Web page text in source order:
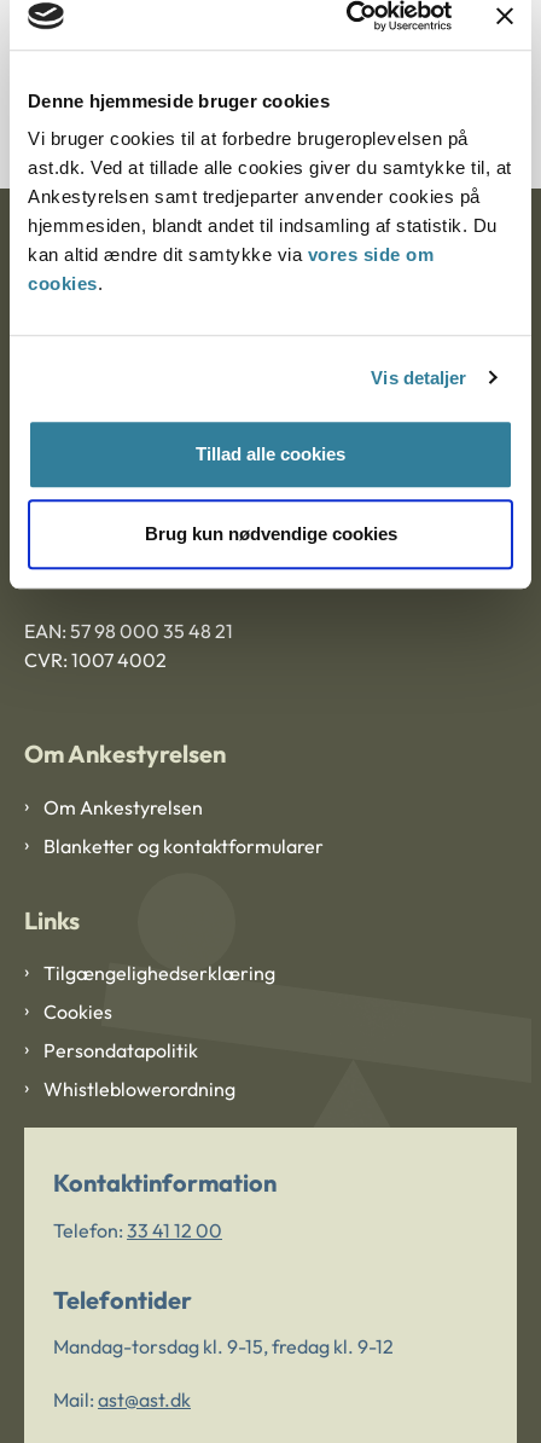
Denne hjemmeside bruger cookies
Vi bruger cookies til at forbedre brugeroplevelsen på
ast.dk. Ved at tillade alle cookies giver du samtykke til, at
Ankestyrelsen samt tredjeparter anvender cookies på
hjemmesiden, blandt andet til indsamling af statistik. Du
kan altid ændre dit samtykke via vores side om
cookies.
Vis detaljer
Tillad alle cookies
Brug kun nødvendige cookies
Ankestyrelsen
Postadresse:
Ankestyrelsen Aalborg
Ankestyrelsen København
EAN: 57 98 000 35 48 21
CVR: 1007 4002
Om Ankestyrelsen
Om Ankestyrelsen
Blanketter og kontaktformularer
Links
Tilgængelighedserklæring
Cookies
Persondatapolitik
Whistleblowerordning
Kontaktinformation
Telefon: 33 41 12 00
Telefontider
Mandag-torsdag kl. 9-15, fredag kl. 9-12
Mail: ast@ast.dk